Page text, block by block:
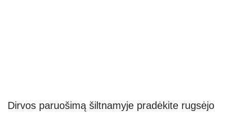
Dirvos paruošimą šiltnamyje pradėkite rugsėjo